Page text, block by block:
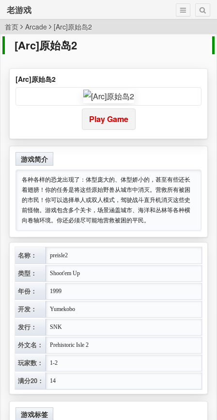
老游戏
首页 Arcade [Arc]原始岛2
[Arc]原始岛2
[Arc]原始岛2
Play Game
游戏简介
各种各样的恐龙出现了：体型庞大的、体型娇小的，甚至有些还长
着翅膀！你的任务是将这些原始野兽从城市中消灭。营救所有被困
的市民！你可以选择单人或双人模式，驾驶战斗直升机消灭这些史
前怪物。游戏包含多个关卡，场景涵盖城市、海洋和丛林等各种横
向卷轴环境。你还必须尽可能地营救被困的平民。
名称： preisle2
类型： Shoot'em Up
年份： 1999
开发： Yumekobo
发行： SNK
外文名： Prehistoric Isle 2
玩家数： 1-2
满分20： 14
游戏标签